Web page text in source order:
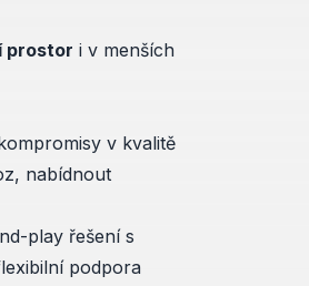
prostor i v menších
v kvalitě
nabídnout
play řešení s
podpora